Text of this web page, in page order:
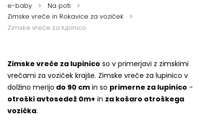
e-baby
Na poti
Zimske vreče in Rokavice za voziček
Zimske vreče za lupinico
Zimske vreče za lupinico so v primerjavi z zimskimi
vrečami za voziček krajše. Zimske vreče za lupinico v
dolžino merijo do 90 cm in so primerne za lupinico -
otroški avtosedež 0m+ in za košaro otroškega
vozička.